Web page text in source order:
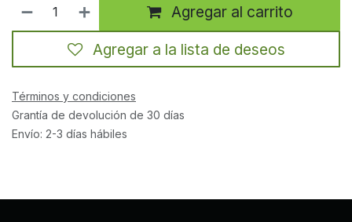
Agregar al carrito
Agregar a la lista de deseos
Términos y condiciones
Grantía de devolución de 30 días
Envío: 2-3 días hábiles